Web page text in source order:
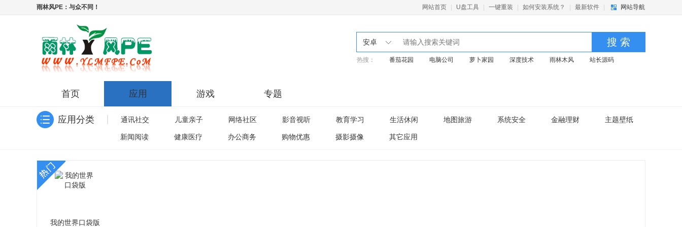
雨林风PE：与众不同！ 网站首页 U盘工具 一键重装 如何安装系统？ 最新软件 网站导航
安卓 搜 索
热搜： 番茄花园 电脑公司 萝卜家园 深度技术 雨林木风 站长源码
首页 应用 游戏 专题
应用分类 通讯社交 儿童亲子 网络社区 影音视听 教育学习 生活休闲 地图旅游 系统安全 金融理财 主题壁纸
新闻阅读 健康医疗 办公商务 购物优惠 摄影摄像 其它应用
我的世界口袋版